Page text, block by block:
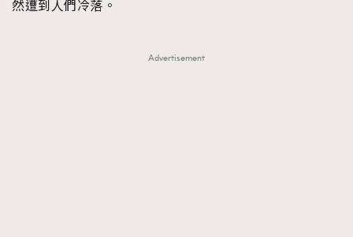
然遭到人們冷落。
Advertisement